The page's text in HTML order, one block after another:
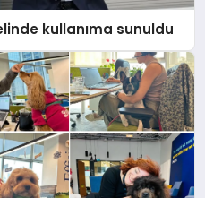
kullanıma sunuldu